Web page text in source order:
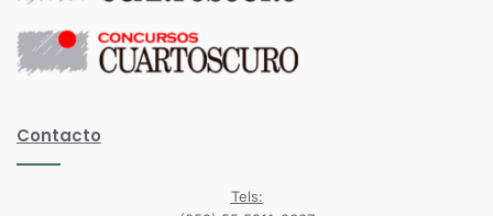
Contacto
Tels: